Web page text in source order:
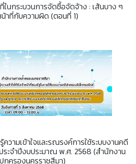
นกระบวนการจัดซื้อจัดจ้าง : เส้นบาง ๆ
น้าที่กับความผิด (ตอนที่ 1)
วามเข้าใจและรณรงค์การใช้ระบบงานคดี
ะจำปีงบประมาณ พ.ศ. 2568 (สำนักงาน
กครองนครราชสีมา)